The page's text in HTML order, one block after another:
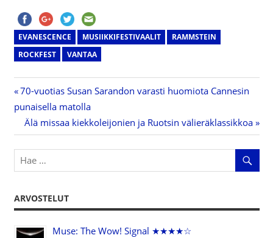
EVANESCENCE MUSIIKKIFESTIVAALIT
RAMMSTEIN
ROCKFEST
VANTAA
Artikkelien
selaus
Previous
Post:
70-vuotias Susan Sarandon varasti huomiota Cannesin
punaisella matolla
Next
Post:
Älä missaa kiekkoleijonien ja Ruotsin välieräklassikkoa
ARVOSTELUT
Muse: The Wow! Signal ★★★★☆